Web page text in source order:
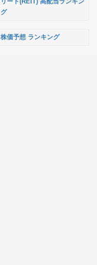
グ
株価予想 ランキング